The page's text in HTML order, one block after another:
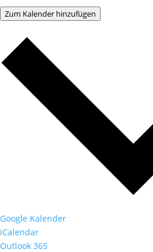
Zum Kalender hinzufügen
Google Kalender
iCalendar
Outlook 365